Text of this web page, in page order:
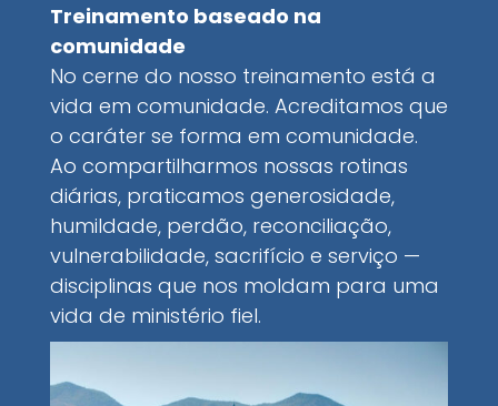
Treinamento baseado na
comunidade
No cerne do nosso treinamento está a
vida em comunidade. Acreditamos que
o caráter se forma em comunidade.
Ao compartilharmos nossas rotinas
diárias, praticamos generosidade,
humildade, perdão, reconciliação,
vulnerabilidade, sacrifício e serviço —
disciplinas que nos moldam para uma
vida de ministério fiel.